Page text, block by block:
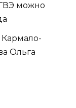
можно
Ольга